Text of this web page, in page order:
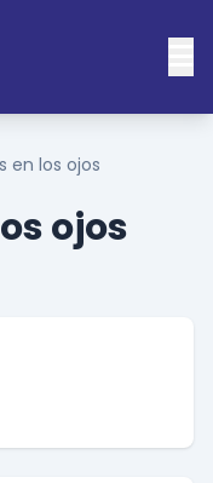
en los ojos
ojos